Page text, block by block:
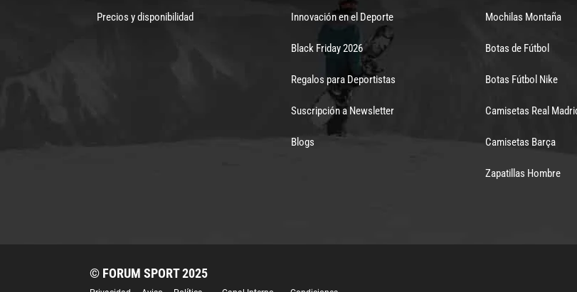
Precios y disponibilidad Innovación en el Deporte
Black Friday 2026
Regalos para Deportistas
Suscripción a Newsletter
Blogs
Mochilas Montaña
Botas de Fútbol
Botas Fútbol Nike
Camisetas Real
Camisetas Barça
Zapatillas Hombre
© FORUM SPORT 2025